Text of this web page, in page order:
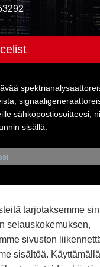
sähköpostiosoitteesi,
sisällä.
Qihang
tarjotaksemme
selauskokemuksen,
sivuston
sisältöä.